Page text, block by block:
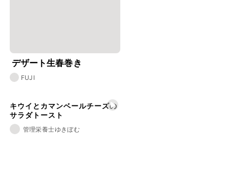
デザート生春巻き
FUJI
キウイとカマンベールチーズの
サラダトースト
管理栄養士ゆきぼむ